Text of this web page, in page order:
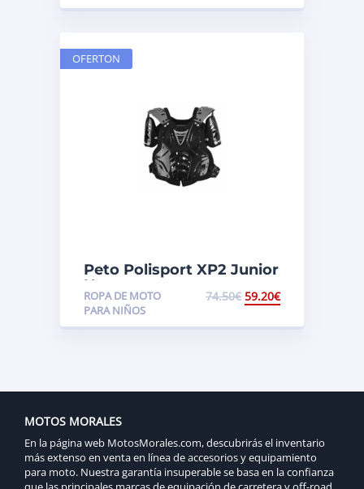
Peto Polisport XP2 Junior
Negro
ROPA DE MOTO
PARA NIÑOS
74.50€ 59.20€
OFERTON
MOTOS MORALES
En la página web MotosMorales.com, descubrirás el inventario
más extenso en venta en línea de accesorios y equipamiento
para moto. Nuestra garantía insuperable se basa en la confianza